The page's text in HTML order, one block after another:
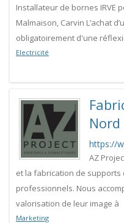
Installateur de bornes IRVE
Malmaison, Carvin L’achat
obligatoirement d'une
Electricité
Nord
https://
AZ
et la fabrication de supports
professionnels. Nous
valorisation de leur image à
Marketing